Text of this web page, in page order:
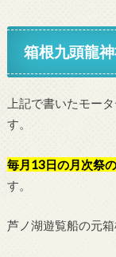
箱根九頭龍
上記で書いたモー
す。
毎月13日の月次祭
す。
芦ノ湖遊覧船の元箱